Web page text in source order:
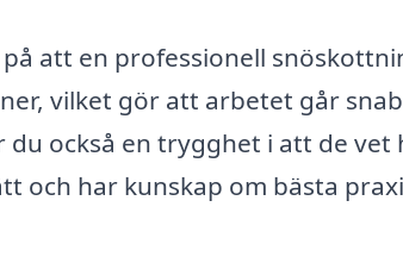
att en professionell
vilket gör att arbetet går
också en trygghet i att de
och har kunskap om bästa